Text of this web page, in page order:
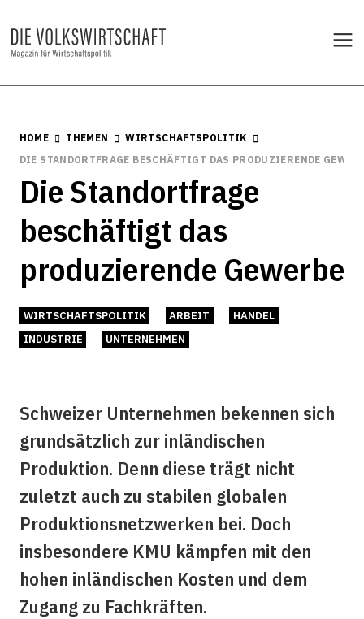
HOME THEMEN
WIRTSCHAFTSPOLITIK
DIE STANDORTFRAGE BESCHÄFTIGT DAS PRODUZIERENDE
Die Standortfrage
beschäftigt das
produzierende Gewerbe
WIRTSCHAFTSPOLITIK ARBEIT
HANDEL
INDUSTRIE
UNTERNEHMEN
Schweizer Unternehmen bekennen sich
grundsätzlich zur inländischen
Produktion. Denn diese trägt nicht
zuletzt auch zu stabilen globalen
Produktionsnetzwerken bei. Doch
insbesondere KMU kämpfen mit den
hohen inländischen Kosten und dem
Zugang zu Fachkräften.